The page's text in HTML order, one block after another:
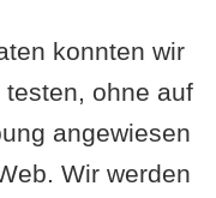
konnten wir
ohne auf
angewiesen
Wir werden